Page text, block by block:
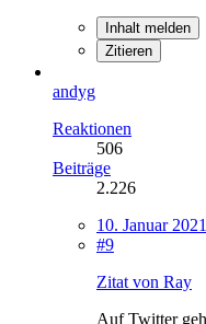
Inhalt melden
Zitieren
andyg
Reaktionen
506
Beiträge
2.226
10. Januar
#9
Zitat von Ray
Auf Twitter